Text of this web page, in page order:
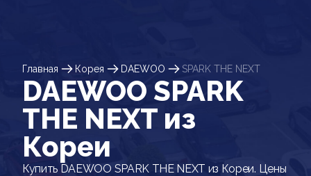
Главная Корея DAEWOO SPARK THE NEXT
DAEWOO SPARK
THE NEXT из
Кореи
Купить DAEWOO SPARK THE NEXT из Кореи. Цены